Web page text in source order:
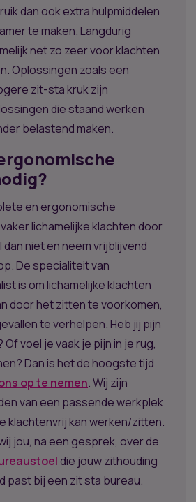
dan ook extra hulpmiddelen
te maken. Langdurig
net zo zeer voor klachten
Oplossingen zoals een
zit-sta kruk zijn
die staand werken
belastend maken.
en ergonomische
lichamelijke klachten door
niet en neem vrijblijvend
De specialiteit van
is om lichamelijke klachten
door het zitten te voorkomen,
te verhelpen. Heb jij pijn
voel je vaak je pijn in je rug,
Dan is het de hoogste tijd
op te nemen. Wij zijn
van een passende werkplek
klachtenvrij kan werken/zitten.
jou, na een gesprek, over de
die jouw zithouding
past bij een zit sta bureau.